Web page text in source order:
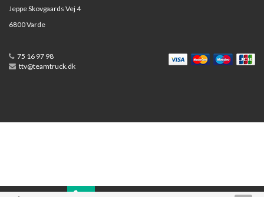
Jeppe Skovgaards Vej 4
6800 Varde
75 16 97 98
ttv@teamtruck.dk